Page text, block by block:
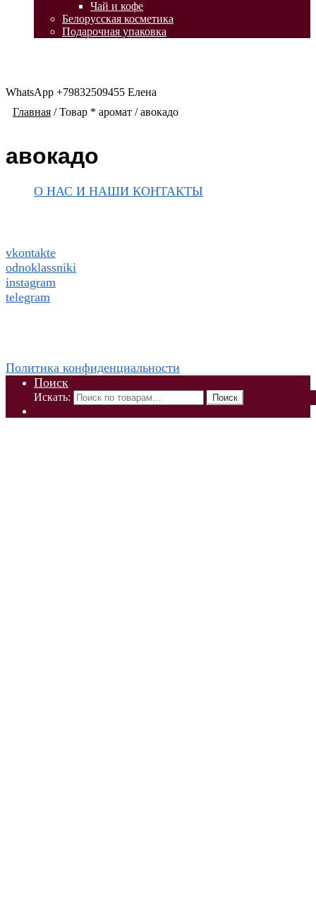
Чай и кофе
Белорусская косметика
Подарочная упаковка
WhatsApp +79832509455 Елена
Главная /Товар * аромат /авокадо
авокадо
О НАС И НАШИ КОНТАКТЫ
vkontakte
odnoklassniki
instagram
telegram
Политика конфиденциальности
Поиск
Искать: Поиск